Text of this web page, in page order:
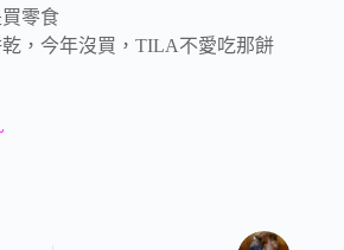
零食
，今年沒買，TILA不愛吃那餅